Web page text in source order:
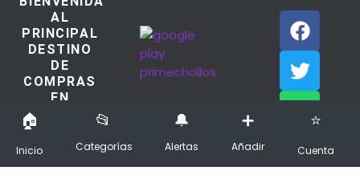
AL
PRINCIPAL
DESTINO
DE
COMPRAS
EN
ESPAÑA!
Inicio Categorías Alertas Añadir Cuenta